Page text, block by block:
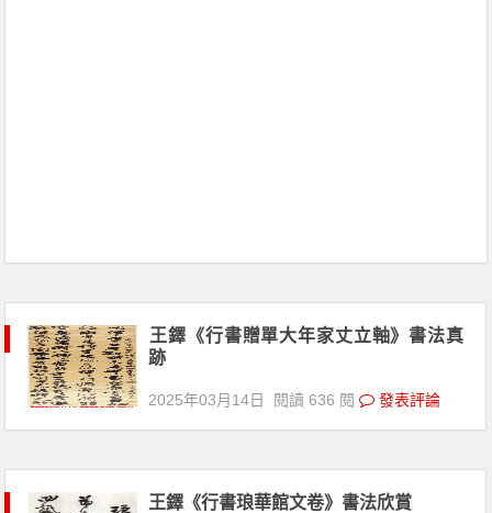
王鐸《行書贈單大年家丈立軸》書法真
跡
2025年03月14日 閱讀 636 閱 發表評論
王鐸《行書琅華館文卷》書法欣賞